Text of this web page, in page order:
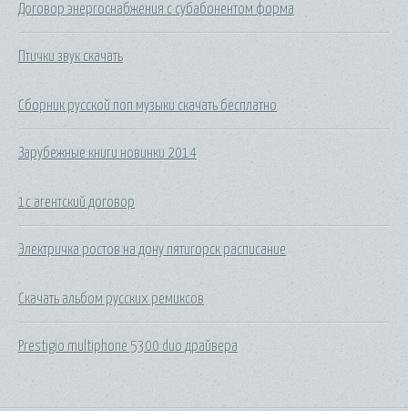
Договор энергоснабжения с субабонентом форма
Птички звук скачать
Сборник русской поп музыки скачать бесплатно
Зарубежные книги новинки 2014
1с агентский договор
Электричка ростов на дону пятигорск расписание
Скачать альбом русских ремиксов
Prestigio multiphone 5300 duo драйвера